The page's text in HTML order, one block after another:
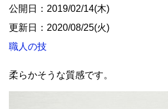
公開日：2019/02/14(木)
更新日：2020/08/25(火)
職人の技
柔らかそうな質感です。